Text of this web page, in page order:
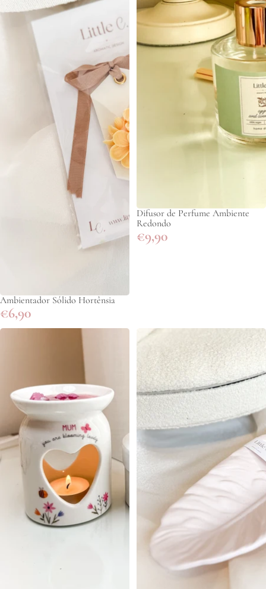
Ambientador Sólido Hortênsia
€6,90
Difusor de Perfume Ambiente
Redondo
€9,90